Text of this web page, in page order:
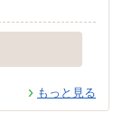
もっと見る